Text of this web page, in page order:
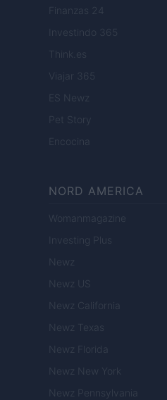
Finanzas 24
Investindo 365
Think.es
Viajar 365
ES Newz
Pet Story
Encocina
NORD AMERICA
Womanmagazine
Investing Plus
Newz
Newz US
Newz California
Newz Texas
Newz Florida
Newz New York
Newz Pennsylvania